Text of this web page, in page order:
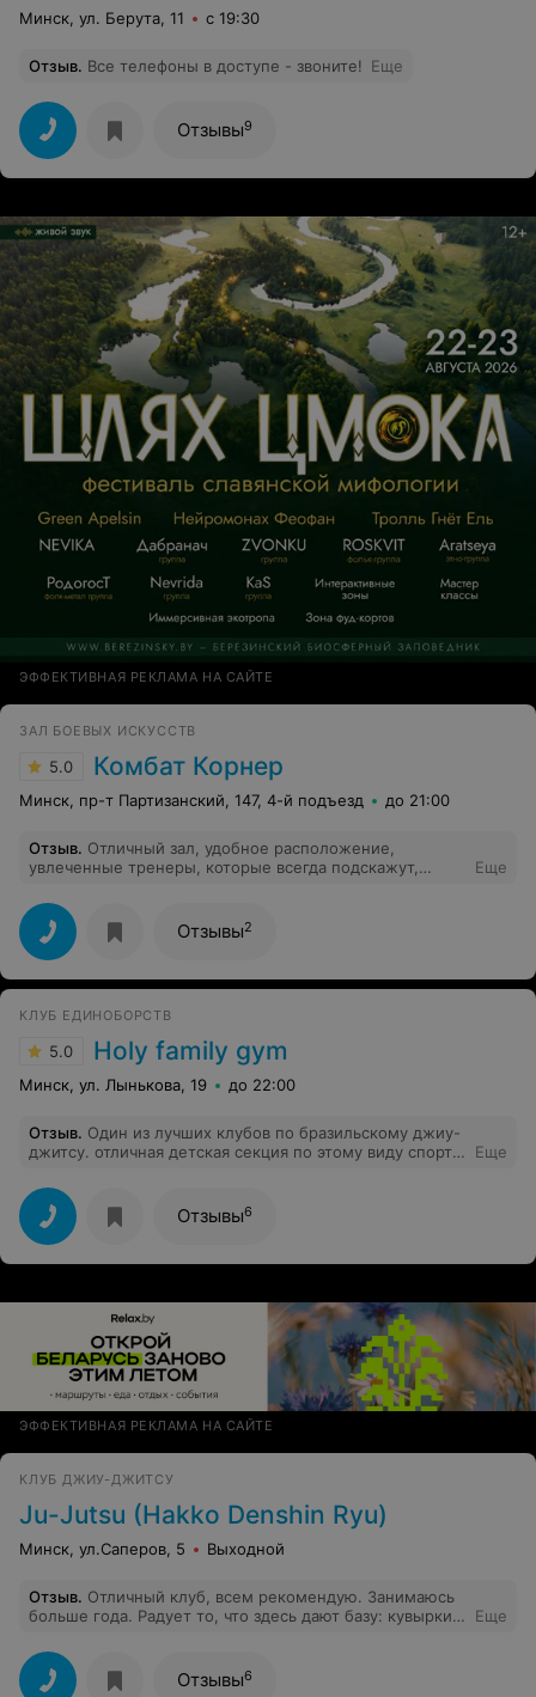
Минск, ул. Берута, 11 с 19:30
Отзыв. Все телефоны в доступе - звоните! Еще
Отзывы9
ЭФФЕКТИВНАЯ РЕКЛАМА НА САЙТЕ
ЗАЛ БОЕВЫХ ИСКУССТВ
5.0 Комбат Корнер
Минск, пр-т Партизанский, 147, 4-й подъезд до 21:00
Отзыв. Отличный зал, удобное расположение,
увлеченные тренеры, которые всегда подскажут,
разных группах). Для любого уровня подготовки!
Еще
Отзывы2
КЛУБ ЕДИНОБОРСТВ
5.0 Holy family gym
Минск, ул. Лынькова, 19 до 22:00
Отзыв. Один из лучших клубов по бразильскому джиу-
джитсу. отличная детская секция по этому виду спорта.
упражнений. моей девочке очень нравится
Еще
Отзывы6
ЭФФЕКТИВНАЯ РЕКЛАМА НА САЙТЕ
КЛУБ ДЖИУ-ДЖИТСУ
Ju-Jutsu (Hakko Denshin Ryu)
Минск, ул.Саперов, 5 Выходной
Отзыв. Отличный клуб, всем рекомендую. Занимаюсь
больше года. Радует то, что здесь дают базу: кувырки,
д. , т.е. то, что необходимо для дальнейшего
продвижения :-) Отличное место для развития!
Еще
Отзывы6